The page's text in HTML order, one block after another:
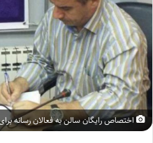
اختصاص رایگان سالن به فعالان رسانه